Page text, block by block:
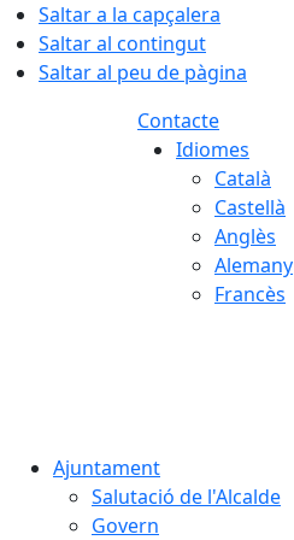
Saltar a la capçalera
Saltar al contingut
Saltar al peu de pàgina
Contacte
Idiomes
Català
Castellà
Anglès
Alemany
Francès
Ajuntament
Salutació de l'Alcalde
Govern